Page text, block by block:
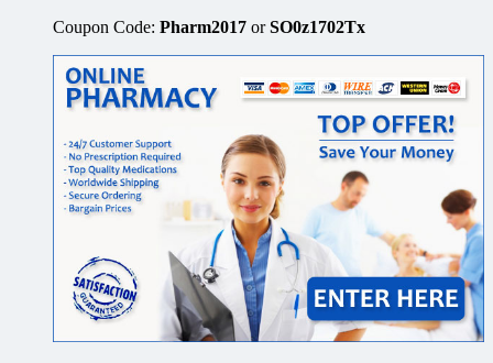
Coupon Code: Pharm2017 orSO0z1702Tx